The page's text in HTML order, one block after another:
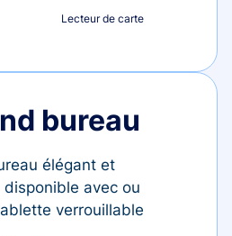
Lecteur de carte
bureau
élégant et
avec ou
verrouillable